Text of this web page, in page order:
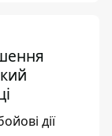
дії